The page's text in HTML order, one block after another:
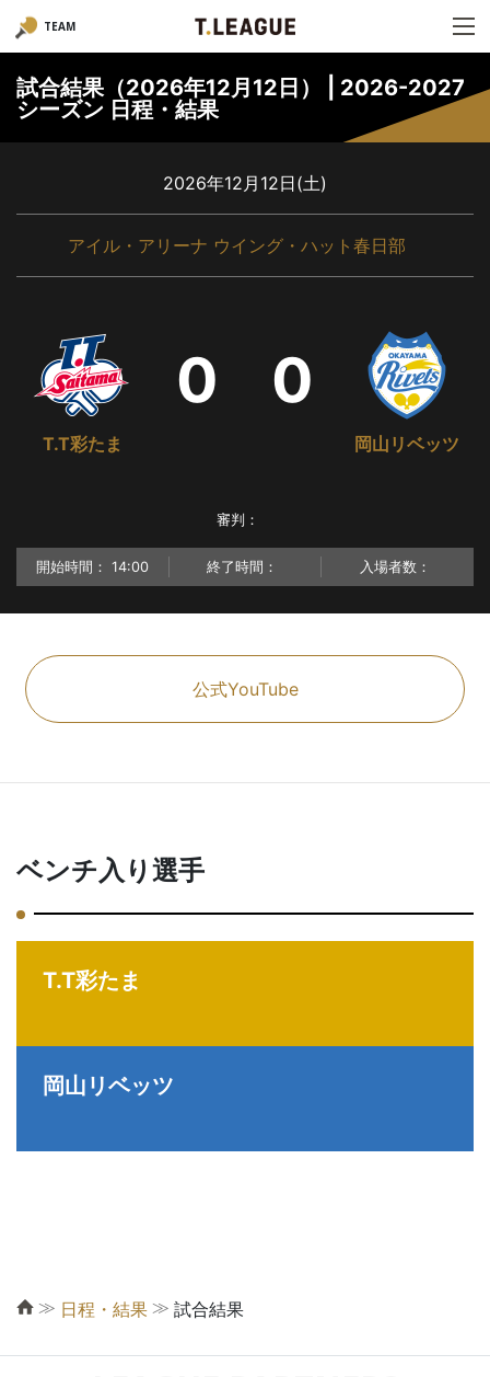
TEAM
試合結果（2026年12月12日） | 2026-2027
シーズン 日程・結果
2026年12月12日(土)
アイル・アリーナ ウイング・ハット春日部
T.T彩たま
0
岡山リベッツ
0
審判：
開始時間： 14:00 終了時間： 入場者数：
公式YouTube
ベンチ入り選手
T.T彩たま
岡山リベッツ
≫ 日程・結果 ≫ 試合結果